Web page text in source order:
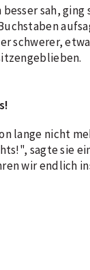
sah, ging
schwerer,
lange nicht
sagte sie
wir endlich